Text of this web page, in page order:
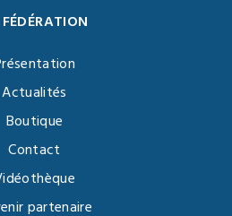
Actualités
Boutique
Contact
partenaire